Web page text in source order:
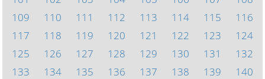
109
110 111 112 113 114 115
116
117
118 119 120 121 122 123
124
125
126 127 128 129 130 131
132
133
134 135 136 137 138 139
140